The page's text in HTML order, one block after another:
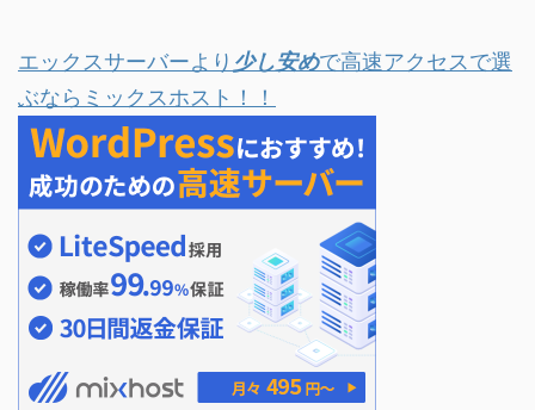
エックスサーバーより 少し安めで高速アクセスで選
ぶならミックスホスト！！